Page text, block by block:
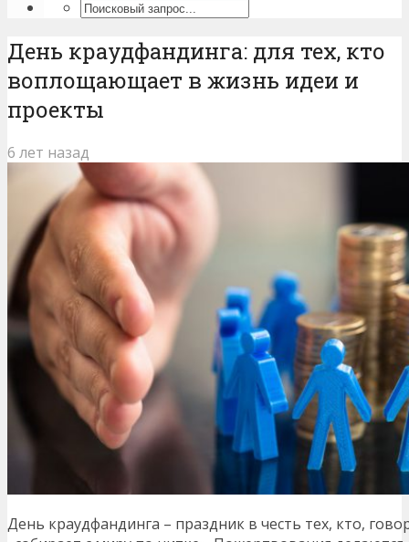
День краудфандинга: для тех, кто
воплощающает в жизнь идеи и
проекты
6 лет назад
День краудфандинга – праздник в честь тех, кто,